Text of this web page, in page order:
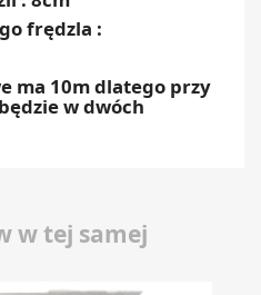
frędzla :
ma 10m dlatego przy
w dwóch
w tej samej